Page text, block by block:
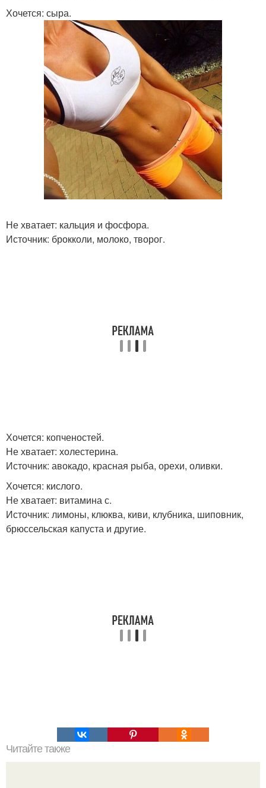
Хочется: сыра.
Не хватает: кальция и фосфора.
Источник: брокколи, молоко, творог.
Хочется: копченостей.
Не хватает: холестерина.
Источник: авокадо, красная рыба, орехи, оливки.
Хочется: кислого.
Не хватает: витамина с.
Источник: лимоны, клюква, киви, клубника, шиповник,
брюссельская капуста и другие.
Читайте также